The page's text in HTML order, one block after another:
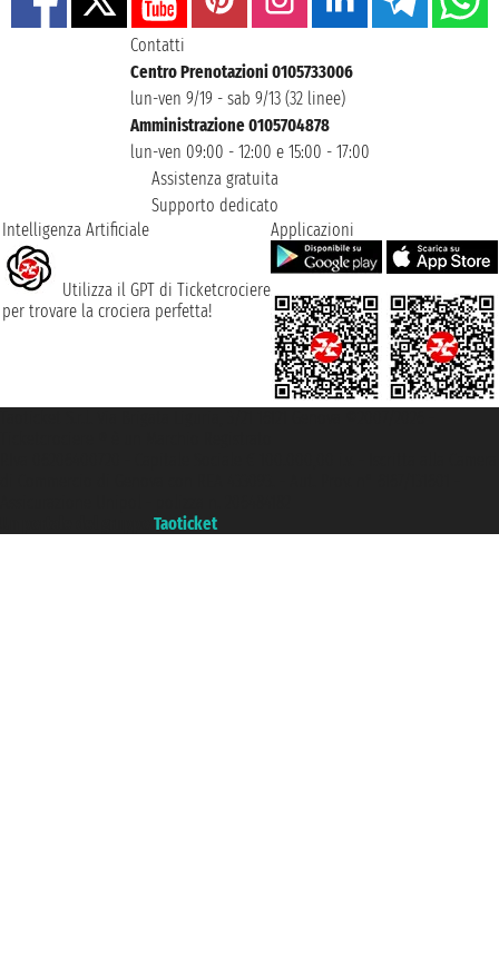
Contatti
Centro Prenotazioni 0105733006
lun-ven 9/19 - sab 9/13 (32 linee)
Amministrazione 0105704878
lun-ven 09:00 - 12:00 e 15:00 - 17:00
Assistenza gratuita
Supporto dedicato
Intelligenza Artificiale
Utilizza il GPT di Ticketcrociere
per trovare la crociera perfetta!
Applicazioni
Taoticket